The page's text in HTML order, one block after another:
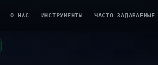
О НАС ИНСТРУМЕНТЫ ЧАСТО ЗАДАВАЕМЫЕ